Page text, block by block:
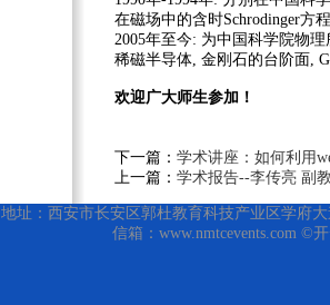
在磁场中的含时Schrodinger方程
2005年至今: 为中国科学院物理
稀磁半导体 金刚石的台阶面 ,
欢迎广大师生参加！
下一篇： 学术讲座：如何利用
上一篇： 学术报告--李传亮 副
地址：西安市长安区郭杜教育科技产业区学府
信箱：www.nmtcevents.com ©